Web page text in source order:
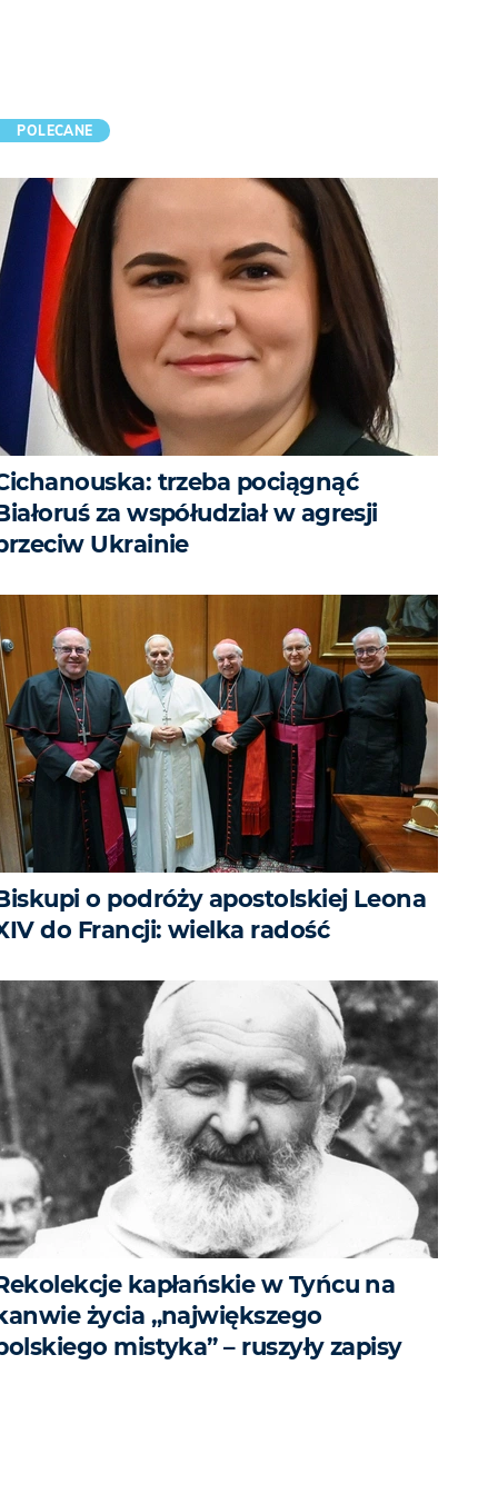
POLECANE
trzeba pociągnąć
za współudział w agresji
Ukrainie
o podróży apostolskiej Leona
do Francji: wielka radość
kapłańskie w Tyńcu na
życia „największego
mistyka” – ruszyły zapisy